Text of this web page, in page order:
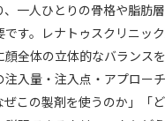
一人ひとりの骨格や脂肪
す。レナトゥスクリニッ
全体の立体的なバランス
注入量・注入点・アプロー
この製剤を使うのか」「